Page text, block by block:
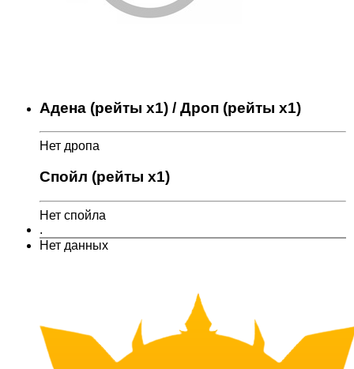
Адена (рейты x1) / Дроп (рейты x1)
Нет дропа
Спойл (рейты x1)
Нет спойла
.
Нет данных